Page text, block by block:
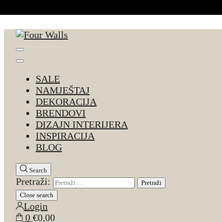
SALE
NAMJEŠTAJ
DEKORACIJA
BRENDOVI
DIZAJN INTERIJERA
INSPIRACIJA
BLOG
Search
Pretraži:
Close search
Login
0 €0,00